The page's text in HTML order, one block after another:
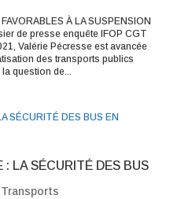
À LA SUSPENSION
de presse enquête IFOP CGT
Valérie Pécresse est avancée
des transports publics
question de...
: LA SÉCURITÉ DES BUS
Transports